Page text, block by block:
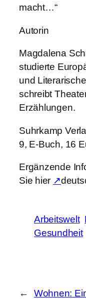
macht…“
Autorin
Magdalena
studierte
und
schreibt
Erzählungen.
Suhrkamp
9, E-Buch, 16
Ergänzende
Sie hier ↗
Arbeitswelt
Gesundheit
←
Wohnen: